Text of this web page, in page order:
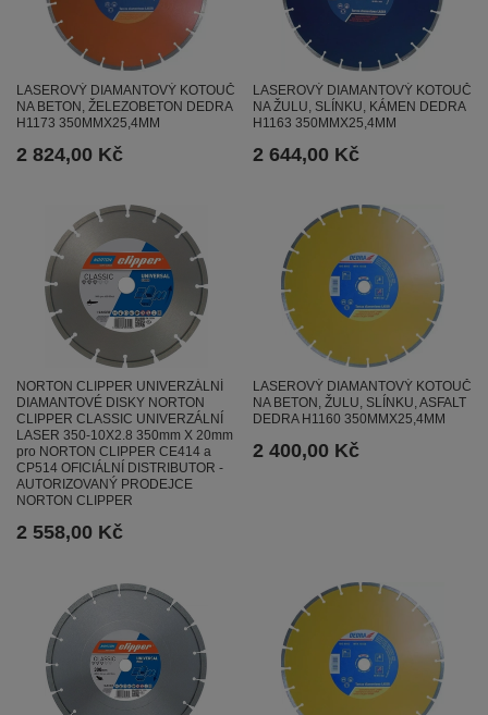
LASEROVÝ DIAMANTOVÝ KOTOUČ
NA BETON, ŽELEZOBETON DEDRA
H1173 350MMX25,4MM
2 824,00 Kč
LASEROVÝ DIAMANTOVÝ KOTOUČ
NA ŽULU, SLÍNKU, KÁMEN DEDRA
H1163 350MMX25,4MM
2 644,00 Kč
NORTON CLIPPER UNIVERZÁLNÍ
DIAMANTOVÉ DISKY NORTON
CLIPPER CLASSIC UNIVERZÁLNÍ
LASER 350-10X2.8 350mm X 20mm
pro NORTON CLIPPER CE414 a
CP514 OFICIÁLNÍ DISTRIBUTOR -
AUTORIZOVANÝ PRODEJCE
NORTON CLIPPER
2 558,00 Kč
LASEROVÝ DIAMANTOVÝ KOTOUČ
NA BETON, ŽULU, SLÍNKU, ASFALT
DEDRA H1160 350MMX25,4MM
2 400,00 Kč